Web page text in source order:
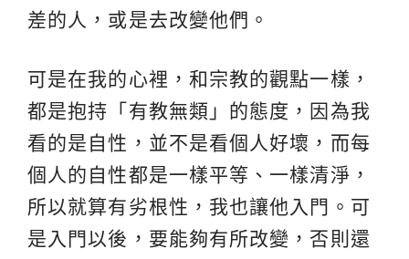
差的人，或是去改變他們。
可是在我的心裡，和宗教的觀點一樣，
都是抱持「有教無類」的態度，因為我
看的是自性，並不是看個人好壞，而每
個人的自性都是一樣平等、一樣清淨，
所以就算有劣根性，我也讓他入門。可
是入門以後，要能夠有所改變，否則還